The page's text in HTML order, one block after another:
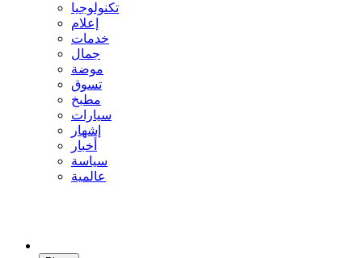
تكنولوجيا
إعلام
خدمات
جمال
موضة
تسوق
مطبخ
سيارات
إشهار
أخبار
سياسة
عالمية